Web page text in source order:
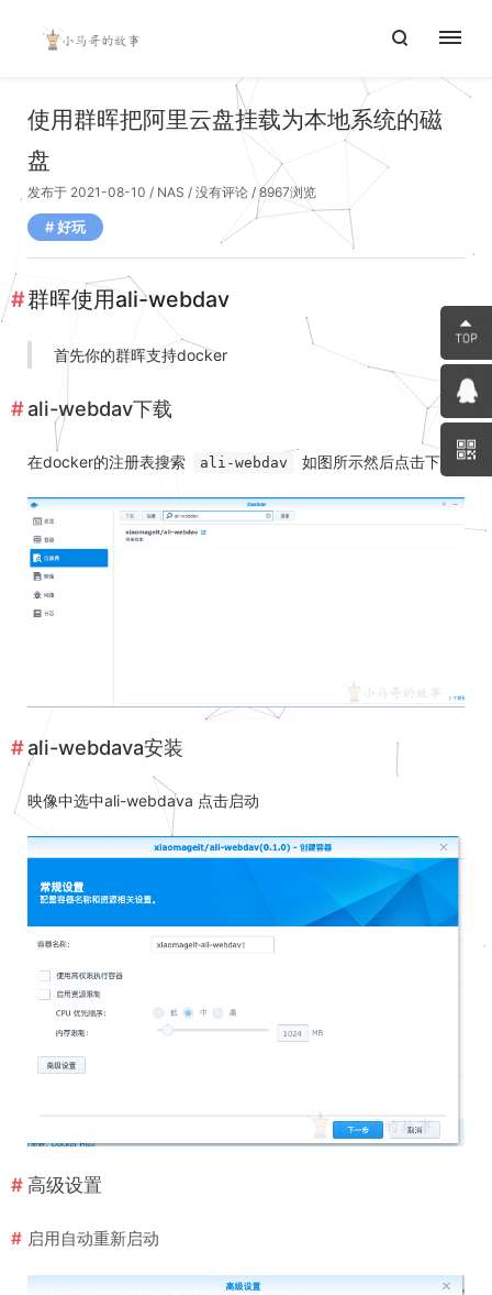
使用群晖把阿里云盘挂载为本地系统的磁
盘
发布于 2021-08-10 / NAS / 没有评论 / 8967浏览
好玩
群晖使用ali-webdav
首先你的群晖支持docker
ali-webdav下载
在docker的注册表搜索 ali-webdav 如图所示然后点击下载
ali-webdava安装
映像中选中ali-webdava 点击启动
高级设置
启用自动重新启动